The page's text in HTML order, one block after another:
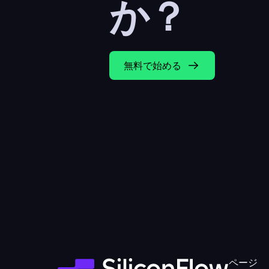
か？
無料で始める
ページ